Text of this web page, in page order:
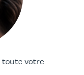
toute votre